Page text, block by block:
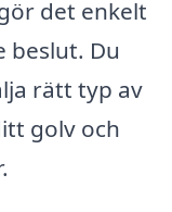
det enkelt
Du
rätt typ av
golv och